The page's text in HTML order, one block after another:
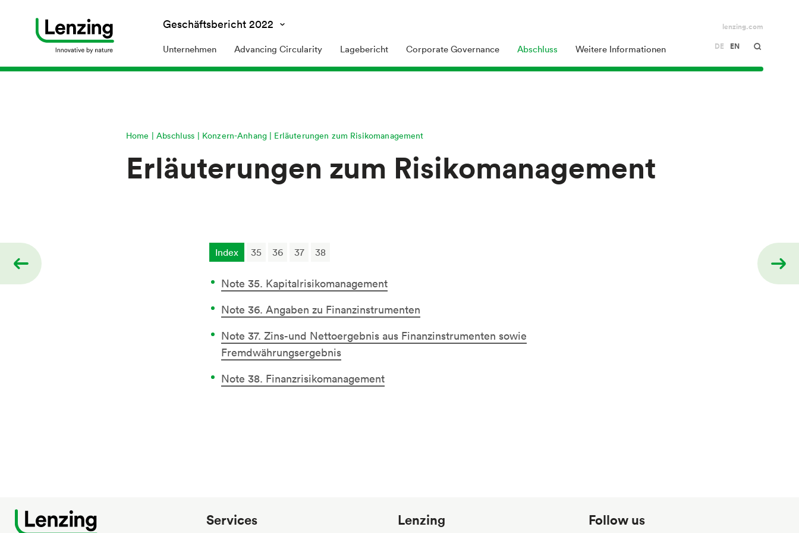
Geschäftsbericht 2022
Unternehmen Advancing Circularity Lagebericht Corporate Governance Abschluss Weitere Informationen
lenzing.com
DE
EN
Home Abschluss Konzern-Anhang Erläuterungen zum Risikomanagement
Erläuterungen zum Risikomanagement
Index 35 36 37 38
Note 35. Kapitalrisikomanagement
Note 36. Angaben zu Finanzinstrumenten
Note 37. Zins-und Nettoergebnis aus Finanzinstrumenten sowie
Fremdwährungsergebnis
Note 38. Finanzrisikomanagement
Services Lenzing Follow us